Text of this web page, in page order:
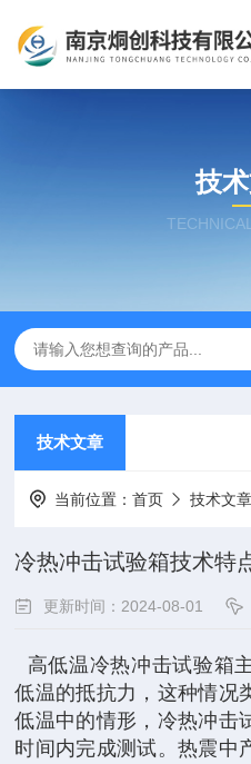
技
技术文章
当前位置：首页 技术文章
冷热冲击试验箱技术特
更新时间：2024-08-01
高低温冷热冲击试验箱
低温的抵抗力，这种情况
低温中的情形，冷热冲击
时间内完成测试。热震中